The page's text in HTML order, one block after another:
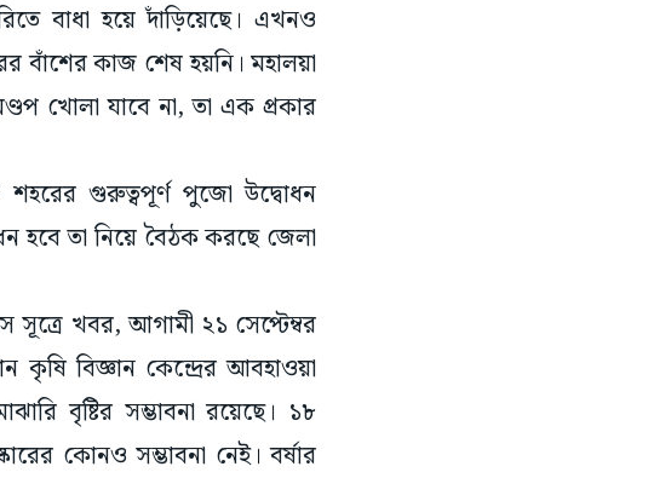
বাধা হয়ে দাঁড়িয়েছে। এখনও
বাঁশের কাজ শেষ হয়নি। মহালয়া
খোলা যাবে না, তা এক প্রকার
শহরের গুরুত্বপূর্ণ পুজো উদ্বোধন
হবে তা নিয়ে বৈঠক করছে জেলা
সূত্রে খবর, আগামী ২১ সেপ্টেম্বর
কৃষি বিজ্ঞান কেন্দ্রের আবহাওয়া
বৃষ্টির সম্ভাবনা রয়েছে। ১৮
কোনও সম্ভাবনা নেই। বর্ষার